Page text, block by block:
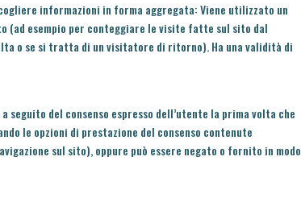
informazioni in forma aggregata: Viene utilizzato un
esempio per conteggiare le visite fatte sul sito dal
o se si tratta di un visitatore di ritorno). Ha una validità di
del consenso espresso dell’utente la prima volta che
le opzioni di prestazione del consenso contenute
sul sito), oppure può essere negato o fornito in modo